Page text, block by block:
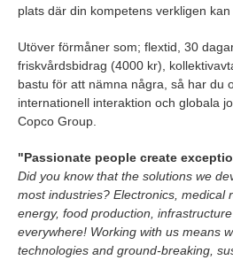
plats där din kompetens verkligen kan
Utöver förmåner som; flextid, 30
friskvårdsbidrag (4000 kr),
bastu för att nämna några, så har du
internationell interaktion och globala
Copco Group.
"Passionate people create
Did you know that the solutions we
most industries? Electronics, medical
energy, food production,
everywhere! Working with us means
technologies and ground-breaking,